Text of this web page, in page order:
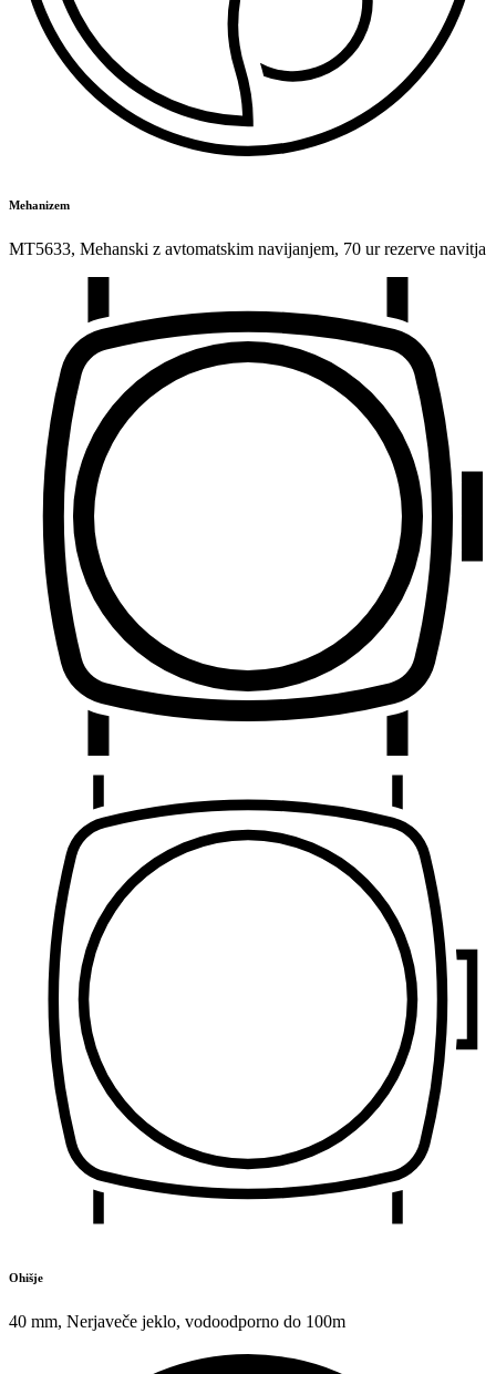
Mehanizem
MT5633, Mehanski z avtomatskim navijanjem, 70 ur rezerve navitja
Ohišje
40 mm, Nerjaveče jeklo, vodoodporno do 100m